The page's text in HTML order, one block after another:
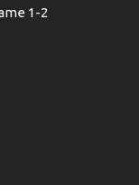
1-2